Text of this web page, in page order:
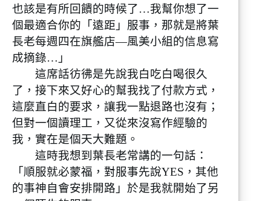
也該是有所回饋的時候了…我幫你想了一
個最適合你的「遠距」服事，那就是將葉
長老每週四在旗艦店—風美小組的信息寫
成摘錄…」
這席話彷彿是先說我白吃白喝很久
了，接下來又好心的幫我找了付款方式，
這麼直白的要求，讓我一點退路也沒有；
但對一個讀理工，又從來沒寫作經驗的
我，實在是個天大難題。
這時我想到葉長老常講的一句話：
「順服就必蒙福，對服事先說YES，其他
的事神自會安排開路」於是我就開始了另